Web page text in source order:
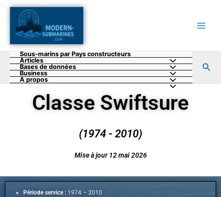
Aller
contenu
Sous-marins par Pays constructeurs
Articles
Bases de données
Business
A propos
Classe Swiftsure
(1974 - 2010)
Mise à jour 12 mai 2026
Période service : 1974 – 2010